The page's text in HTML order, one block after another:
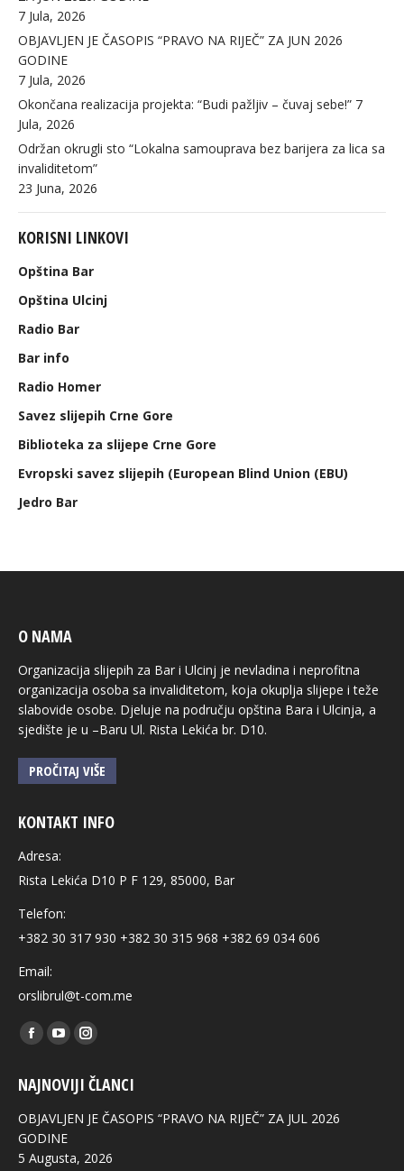
7 Jula, 2026
OBJAVLJEN JE ČASOPIS “PRAVO NA RIJEČ” ZA JUN 2026
GODINE
7 Jula, 2026
Okončana realizacija projekta: “Budi pažljiv – čuvaj sebe!” 7
Jula, 2026
Održan okrugli sto “Lokalna samouprava bez barijera za lica sa
invaliditetom”
23 Juna, 2026
KORISNI LINKOVI
Opština Bar
Opština Ulcinj
Radio Bar
Bar info
Radio Homer
Savez slijepih Crne Gore
Biblioteka za slijepe Crne Gore
Evropski savez slijepih (European Blind Union (EBU)
Jedro Bar
O NAMA
Organizacija slijepih za Bar i Ulcinj je nevladina i neprofitna
organizacija osoba sa invaliditetom, koja okuplja slijepe i teže
slabovide osobe. Djeluje na području opština Bara i Ulcinja, a
sjedište je u –Baru Ul. Rista Lekića br. D10.
PROČITAJ VIŠE
KONTAKT INFO
Adresa:
Rista Lekića D10 P F 129, 85000, Bar
Telefon:
+382 30 317 930 +382 30 315 968 +382 69 034 606
Email:
orslibrul@t-com.me
Find us on:
Facebook
opens
in
new
window
YouTube
opens
in
new
window
Instagram
opens
in
window
NAJNOVIJI ČLANCI
OBJAVLJEN JE ČASOPIS “PRAVO NA RIJEČ” ZA JUL 2026
GODINE
5 Augusta, 2026